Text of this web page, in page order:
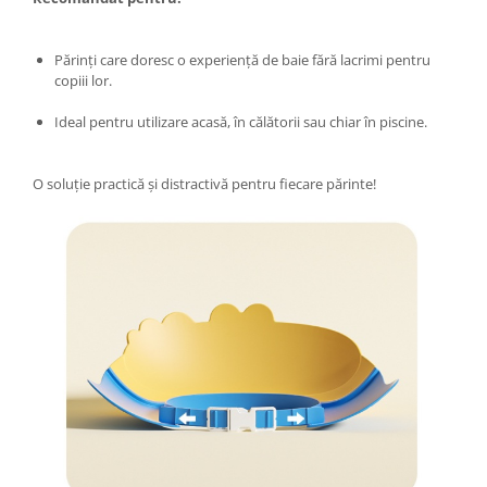
Mixere
Oale si Cratite
Pahare / Sticle cu Pai / Cani termos
Storcatoare
Tavi copt
Stații încărcare vehicule electrice
Anvelope auto
Clesti auto
Părinți care doresc o experiență de baie fără lacrimi pentru
copiii lor.
Ideal pentru utilizare acasă, în călătorii sau chiar în piscine.
O soluție practică și distractivă pentru fiecare părinte!